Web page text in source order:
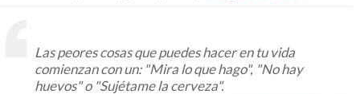
Las peores cosas que puedes hacer en tu vida
comienzan con un: "Mira lo que hago", "No hay
huevos" o "Sujétame la cerveza".